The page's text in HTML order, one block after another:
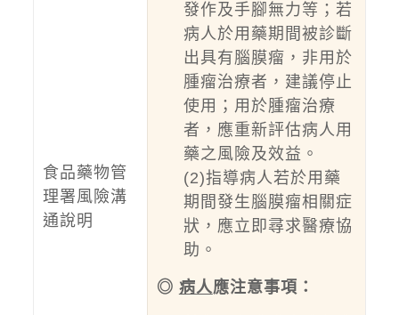
食品藥物管
理署風險溝
通說明
發作及手腳無力等；若
病人於用藥期間被診斷
出具有腦膜瘤，非用於
腫瘤治療者，建議停止
使用；用於腫瘤治療
者，應重新評估病人用
藥之風險及效益。
(2)指導病人若於用藥
期間發生腦膜瘤相關症
狀，應立即尋求醫療協
助。
◎ 病人應注意事項：